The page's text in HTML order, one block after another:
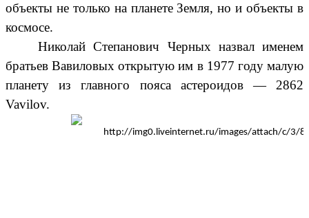
объекты не только на планете Земля, но и объекты в
космосе.
Николай Степанович Черных назвал именем
братьев Вавиловых открытую им в 1977 году малую
планету изглавного пояса астероидов— 2862
Vavilov.